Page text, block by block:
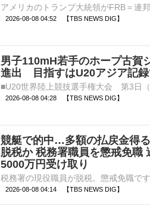
2026-08-08 04:52 【TBS NEWS DIG】
男子110mH若手のホープ古賀
進出 目指すはU20アジア記録
2026-08-08 04:28 【TBS NEWS DIG】
競艇で的中…多額の払戻金得
脱税か 税務署職員を懲戒免職
5000万円受け取り
2026-08-08 04:14 【TBS NEWS DIG】